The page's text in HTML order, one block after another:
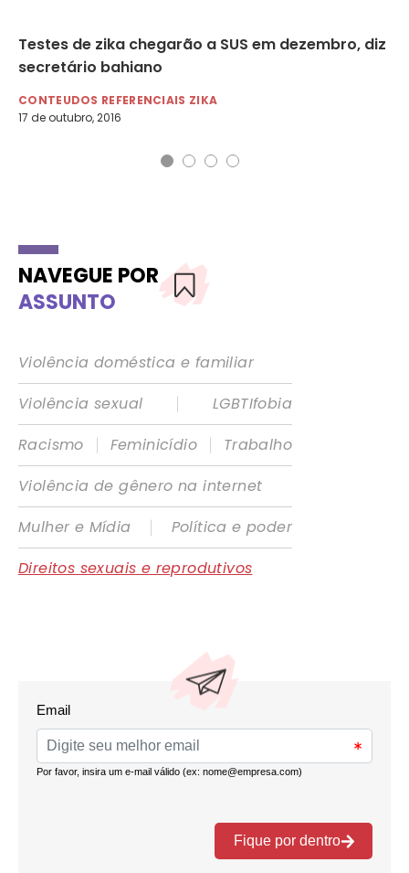
Testes de zika chegarão a SUS em dezembro, diz
secretário bahiano
CONTEUDOS REFERENCIAIS ZIKA
17 de outubro, 2016
NAVEGUE POR
ASSUNTO
Violência doméstica e familiar
Violência sexual
|
LGBTIfobia
Racismo
| Feminicídio |
Trabalho
Violência de gênero na internet
Mulher e Mídia
|
Política e poder
Direitos sexuais e reprodutivos